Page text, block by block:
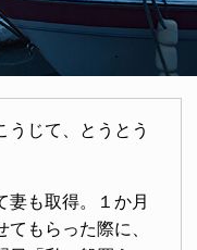
うじて、とうとう
妻も取得。１か月
もらった際に、